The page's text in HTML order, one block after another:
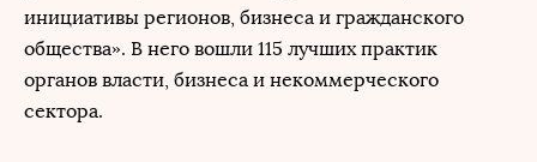
инициативы регионов, бизнеса и гражданского
общества». В него вошли 115 лучших практик
органов власти, бизнеса и некоммерческого
сектора.